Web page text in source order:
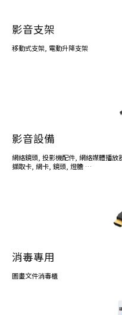
影音支架
移動式支架, 電動升降支架
影音設備
網絡鏡頭, 投影機配件, 網絡媒體播放
擷取卡, 網卡, 鏡頭, 燈膽 …
消毒專用
圖畫文件消毒櫃